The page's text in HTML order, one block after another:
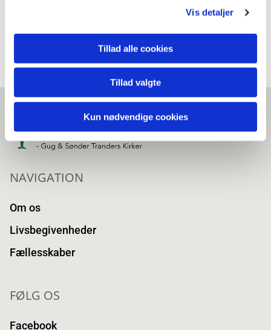
Vis detaljer
Tillad alle cookies
Tillad valgte
Kun nødvendige cookies
NAVIGATION
Om os
Livsbegivenheder
Fællesskaber
FØLG OS
Facebook